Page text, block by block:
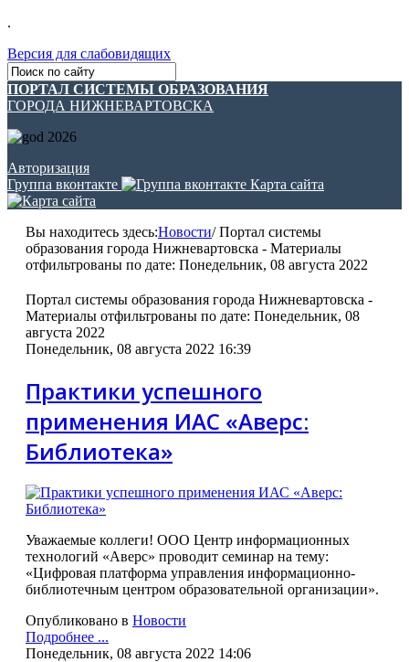
.
Версия для слабовидящих
ПОРТАЛ СИСТЕМЫ ОБРАЗОВАНИЯ
ГОРОДА НИЖНЕВАРТОВСКА
Авторизация
Группа вконтакте
Карта сайта
Вы находитесь здесь:Новости/Портал системы
образования города Нижневартовска - Материалы
отфильтрованы по дате: Понедельник, 08 августа 2022
Портал системы образования города Нижневартовска -
Материалы отфильтрованы по дате: Понедельник, 08
августа 2022
Понедельник, 08 августа 2022 16:39
Практики успешного
применения ИАС «Аверс:
Библиотека»
Уважаемые коллеги! ООО Центр информационных
технологий «Аверс» проводит семинар на тему:
«Цифровая платформа управления информационно-
библиотечным центром образовательной организации».
Опубликовано в Новости
Подробнее ...
Понедельник, 08 августа 2022 14:06